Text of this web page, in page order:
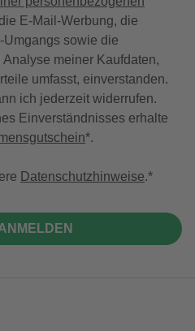
E-Mail-Werbung, die
sowie die
meiner Kaufdaten,
umfasst, einverstanden.
ich jederzeit widerrufen.
Einverständnisses erhalte
*.
Datenschutzhinweise.